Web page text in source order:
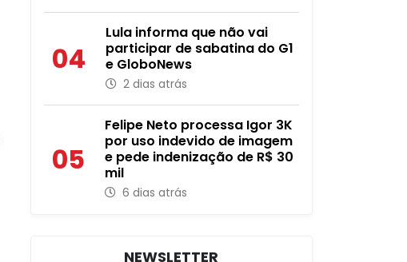
04
Lula informa que não vai
participar de sabatina do G1
e GloboNews
2 dias atrás
05
Felipe Neto processa Igor 3K
por uso indevido de imagem
e pede indenização de R$ 30
mil
6 dias atrás
NEWSLETTER